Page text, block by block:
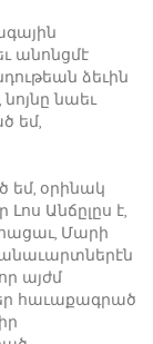
անոնցմէ
ձեւին
նաեւ
եմ,
եմ, օրինակ
Անճըլըս է,
Մարի
այժմ
հաւաքագրած